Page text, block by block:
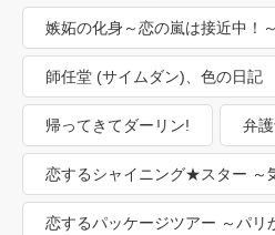
嫉妬の化身～恋の嵐は接近中！～
師任堂 (サイムダン)、色の日記
帰ってきてダーリン! 弁
恋するシャイニング★スター ～
～
恋するパッケージツアー ～パリ